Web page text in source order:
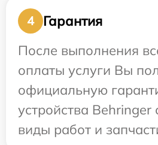
4
Гарантия
После выполнения
оплаты услуги Вы
официальную
устройства Behringer
виды работ и